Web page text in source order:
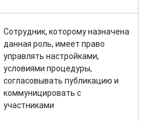
Сотрудник, которому назначена
данная роль, имеет право
управлять настройками,
условиями процедуры,
согласовывать публикацию и
коммуницировать с
участниками